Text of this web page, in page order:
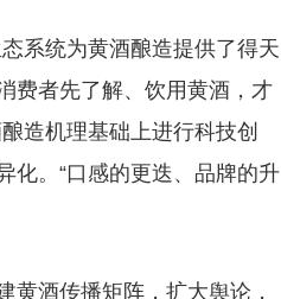
系统为黄酒酿造提供了得天
费者先了解、饮用黄酒，才
造机理基础上进行科技创
化。“口感的更迭、品牌的升
酒传播矩阵，扩大舆论，